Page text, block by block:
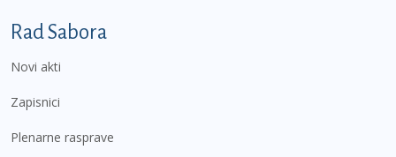
Podnožje prvi izbornik
Rad Sabora
Novi akti
Zapisnici
Plenarne rasprave